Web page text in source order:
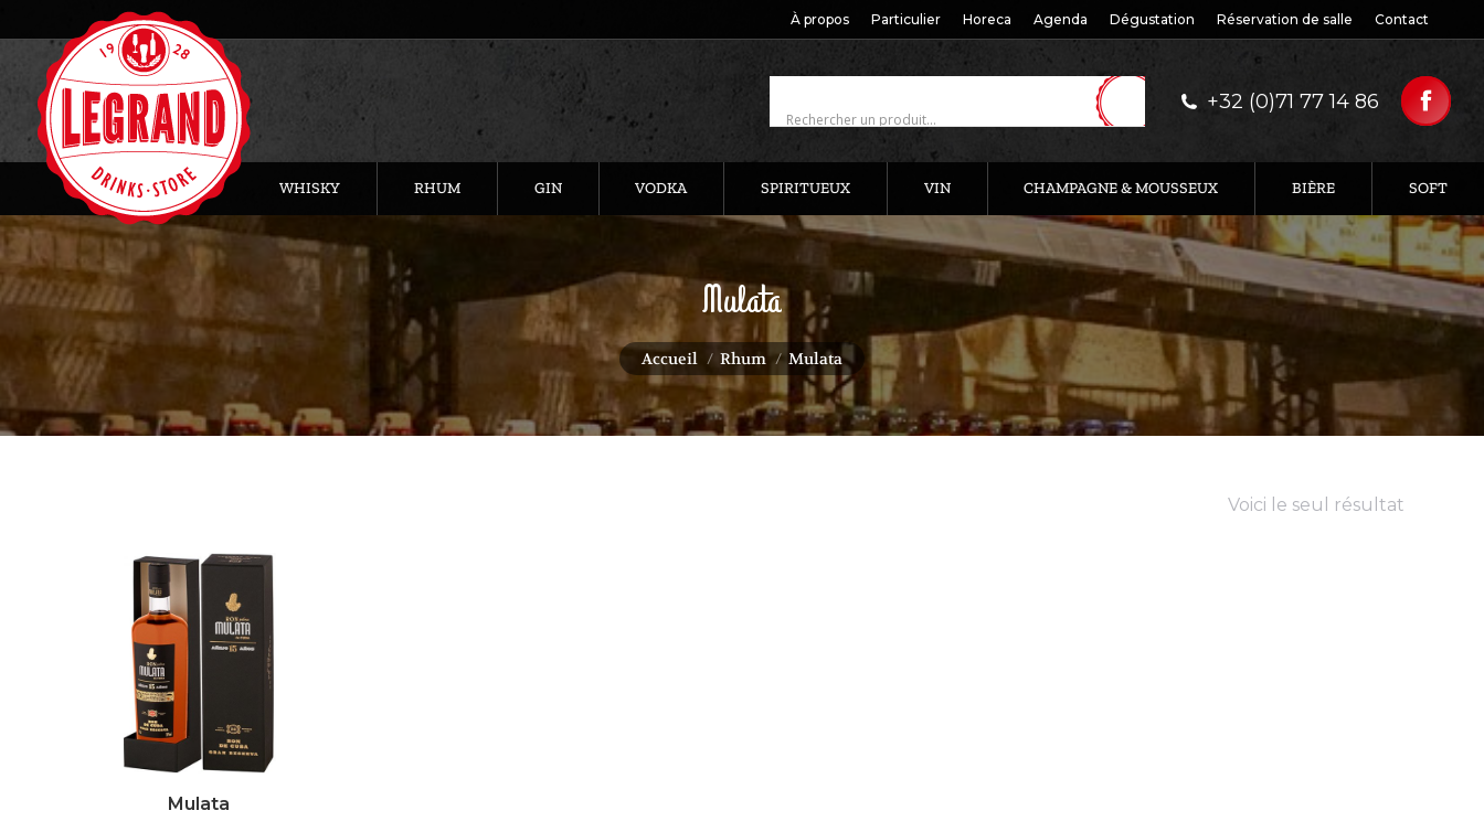
À propos Particulier Horeca Agenda Dégustation Réservation de salle Contact
+32 (0)71 77 14 86
WHISKY RHUM GIN VODKA SPIRITUEUX VIN CHAMPAGNE & MOUSSEUX BIÈRE SOFT
Mulata
Vous êtes ici :
Accueil Rhum Mulata
Voici le seul résultat
Mulata